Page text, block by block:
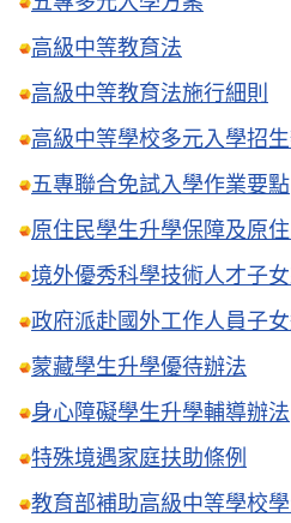
高級中等教育法
高級中等教育法施行細則
高級中等學校多元入學招
五專聯合免試入學作業要點
原住民學生升學保障及原
境外優秀科學技術人才子
政府派赴國外工作人員子
蒙藏學生升學優待辦法
身心障礙學生升學輔導辦法
特殊境遇家庭扶助條例
教育部補助高級中等學校